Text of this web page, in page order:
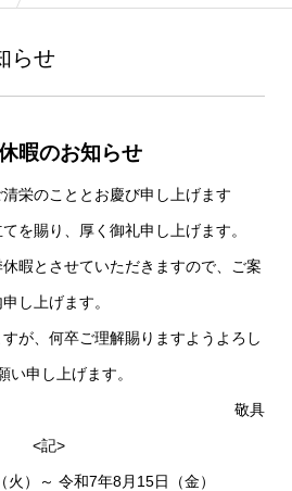
らせ
暇のお知らせ
栄のこととお慶び申し上げます
を賜り、厚く御礼申し上げます。
暇とさせていただきますので、ご案
申し上げます。
が、何卒ご理解賜りますようよろし
い申し上げます。
敬具
<記>
火）～ 令和7年8月15日（金）